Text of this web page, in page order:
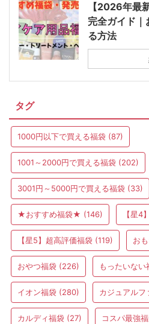
【2026年最
完全ガイド
る方法
タグ
1000円以下で買える福袋 (87)
1001～2000円で買える福袋 (202)
3001円～5000円で買える福袋 (33)
★おすすめ福袋★ (146) 【星4
【星5】超高評価福袋 (119) お
おやつ福袋 (226) もったいない
イオン福袋 (280) カジュアルフ
カルディ福袋 (27) コスパ最強